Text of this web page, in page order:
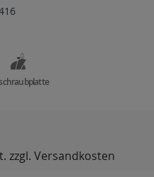
zzgl. Versandkosten